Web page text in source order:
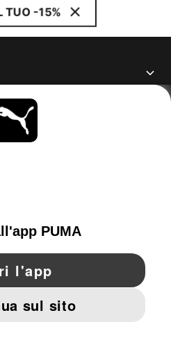
TUO -15%
Pinterest
DATI AZIENDALI E LEGALI